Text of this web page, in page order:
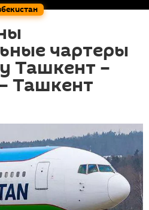
чартеры
Ташкент –
Ташкент